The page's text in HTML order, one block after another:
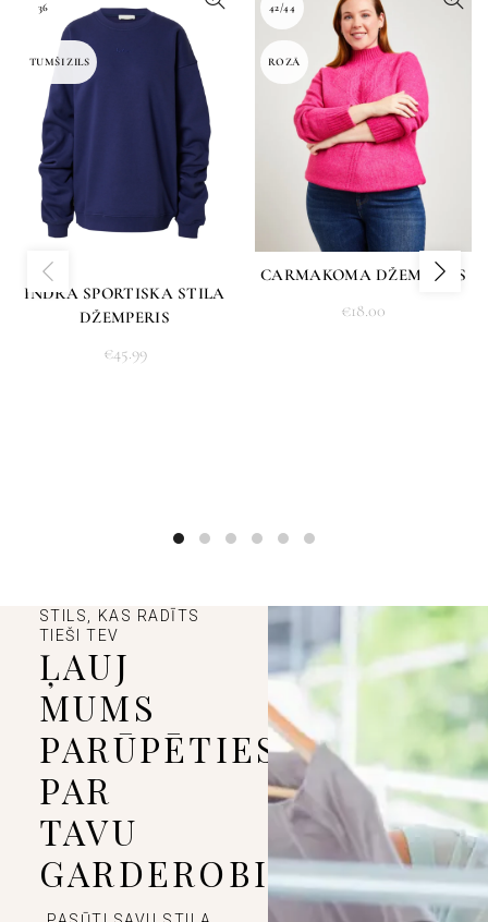
36
TUMŠI ZILS
INDRA SPORTISKA STILA
DŽEMPERIS
€45.99
42/44
ROZĀ
CARMAKOMA DŽEMPERIS
€18.00
STILS, KAS RADĪTS
TIEŠI TEV
ĻAUJ
MUMS
PARŪPĒTIES
PAR
TAVU
GARDEROBI